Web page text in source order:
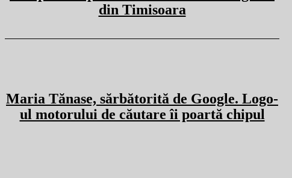
din Timisoara
Maria Tănase, sărbătorită de Google. Logo-
ul motorului de căutare îi poartă chipul